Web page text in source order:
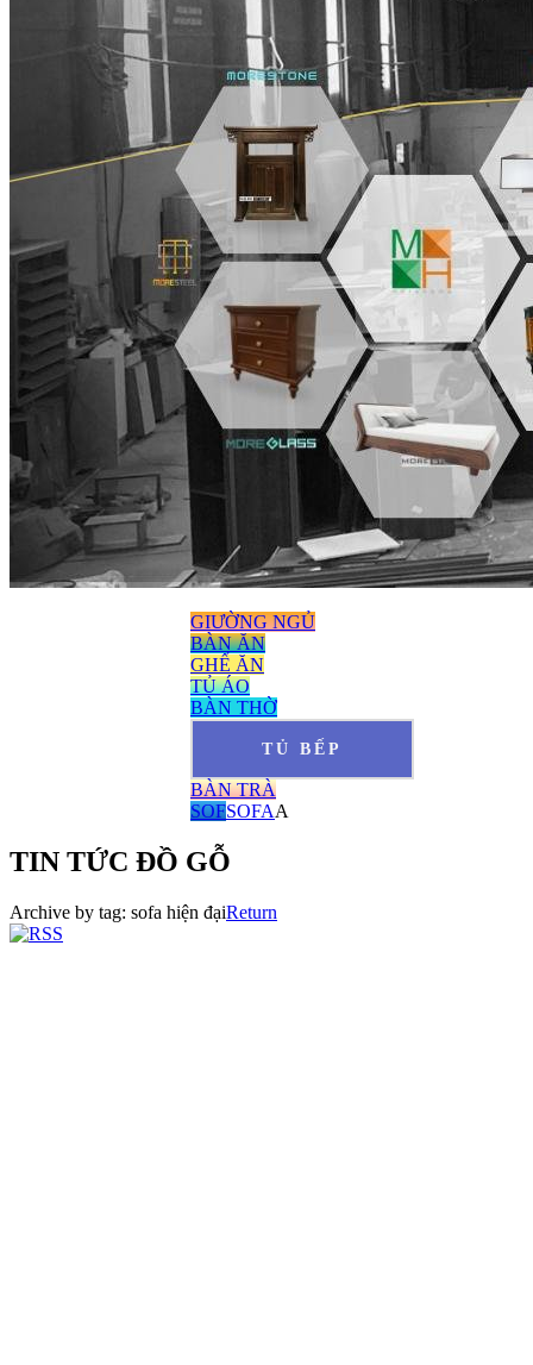
GIƯỜNG NGỦ
BÀN ĂN
GHẾ ĂN
TỦ ÁO
BÀN THỜ
TỦ BẾP
BÀN TRÀ
SOFSOFAA
TIN TỨC ĐỒ GỖ
Archive by tag: sofa hiện đạiReturn